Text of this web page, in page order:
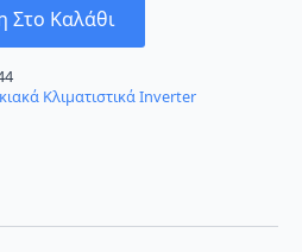
Στο Καλάθι
Κλιματιστικά Inverter